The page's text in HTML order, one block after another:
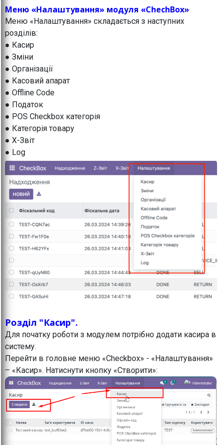
Меню «Налаштування» модуля «ChechBox»
Меню «Налаштування» складається з наступних
розділів:
● Касир
● Зміни
● Організації
● Касовий апарат
● Offline Code
● Податок
● POS Checkbox категорія
● Категорія товару
● X-Звіт
● Log
Розділ "Касир".
Для початку роботи з модулем потрібно додати касира в
систему.
Перейти в головне меню «Checkbox» - «Налаштування»
– «Касир». Натиснути кнопку «Створити»: